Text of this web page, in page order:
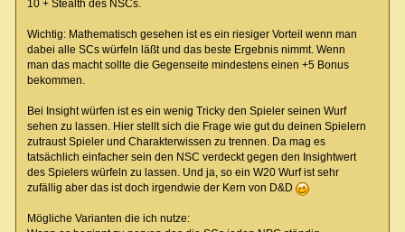
10 + Stealth des NSCs.
Wichtig: Mathematisch gesehen ist es ein riesiger Vorteil wenn man
dabei alle SCs würfeln läßt und das beste Ergebnis nimmt. Wenn
man das macht sollte die Gegenseite mindestens einen +5 Bonus
bekommen.
Bei Insight würfen ist es ein wenig Tricky den Spieler seinen Wurf
sehen zu lassen. Hier stellt sich die Frage wie gut du deinen Spielern
zutraust Spieler und Charakterwissen zu trennen. Da mag es
tatsächlich einfacher sein den NSC verdeckt gegen den Insightwert
des Spielers würfeln zu lassen. Und ja, so ein W20 Wurf ist sehr
zufällig aber das ist doch irgendwie der Kern von D&D
Mögliche Varianten die ich nutze: